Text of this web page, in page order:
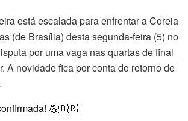
está escalada para enfrentar a Coreia
(de Brasília) desta segunda-feira (5) no
por uma vaga nas quartas de final
A novidade fica por conta do retorno de
💪🇧🇷